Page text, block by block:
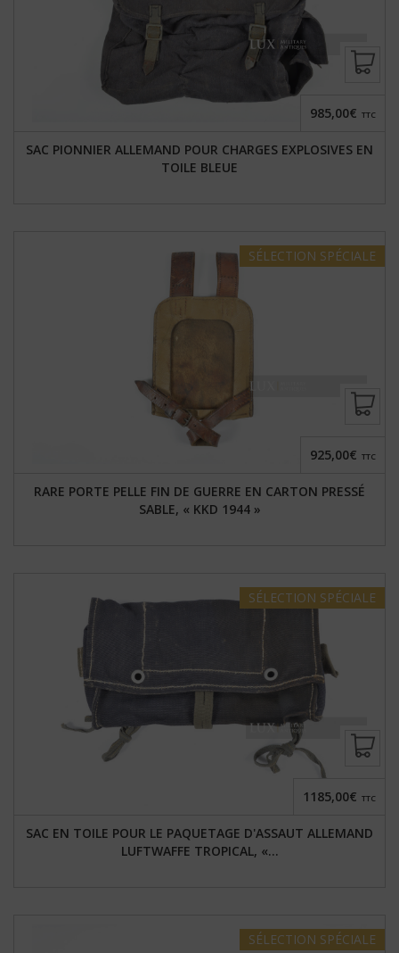
SAC PIONNIER ALLEMAND POUR CHARGES EXPLOSIVES EN
TOILE BLEUE
985,00€ TTC
SÉLECTION SPÉCIALE
RARE PORTE PELLE FIN DE GUERRE EN CARTON PRESSÉ
SABLE, « KKD 1944 »
925,00€ TTC
SÉLECTION SPÉCIALE
SAC EN TOILE POUR LE PAQUETAGE D'ASSAUT ALLEMAND
LUFTWAFFE TROPICAL, «...
1185,00€ TTC
SÉLECTION SPÉCIALE